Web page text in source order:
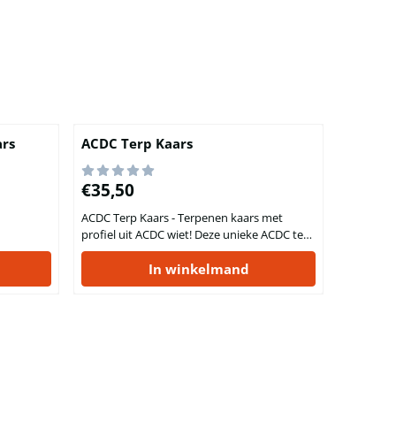
ACDC Terp Kaars
Prijs: 35,50
€35,50
ACDC Terp Kaars - Terpenen kaars met
profiel uit ACDC wiet! Deze unieke ACDC terp
kaars bevat het volledige terpenenprofiel
dat te vinden is in de populaire wietsoort
ACDC.
In winkelmand